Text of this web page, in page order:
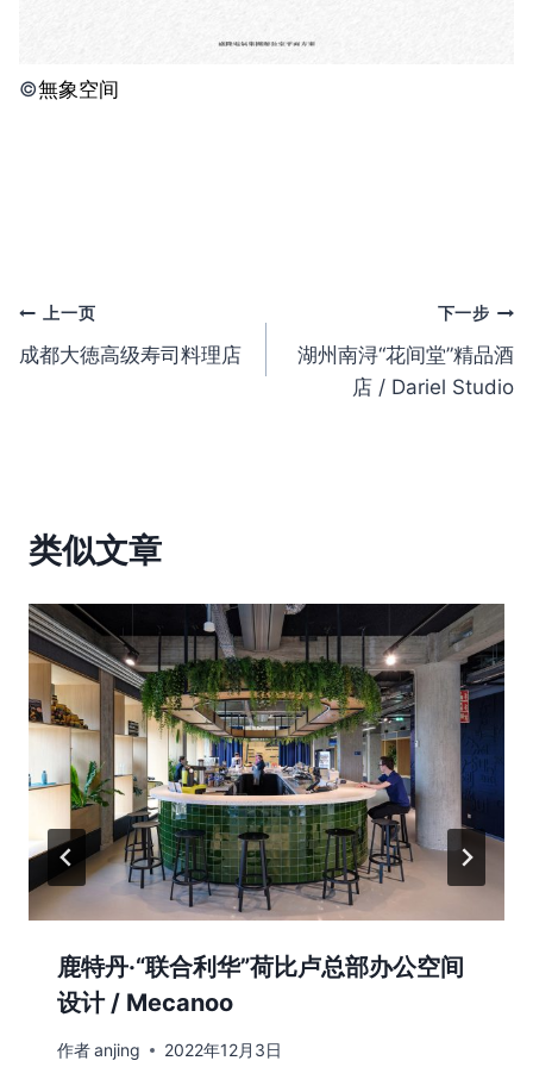
©️無象空间
文
章
上一页
成都大徳高级寿司料理店
下一步
湖州南浔“花间堂”精品酒
店 / Dariel Studio
类似文章
鹿特丹·“联合利华”荷比卢总部办公空间
设计 / Mecanoo
作者anjing 2022年12月3日